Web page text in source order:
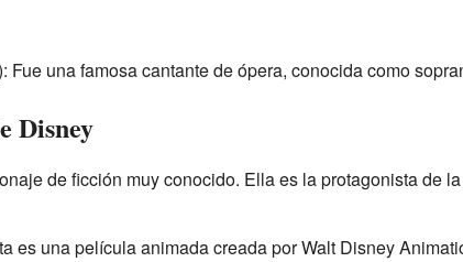
Fue una famosa cantante de ópera, conocida como
Disney
de ficción muy conocido. Ella es la protagonista de
es una película animada creada por Walt Disney